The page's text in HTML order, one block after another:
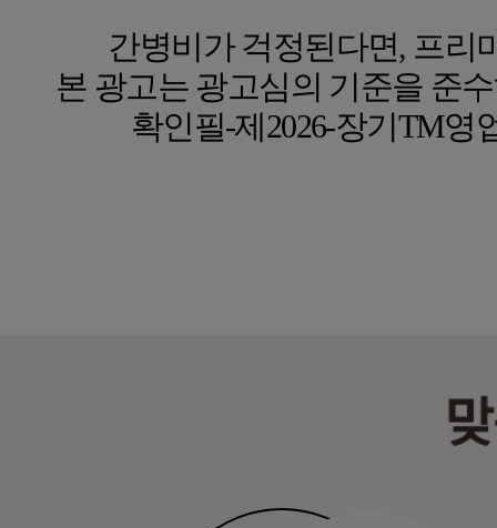
간병비가 걱정된다면, 프리
본 광고는 광고심의 기준을 준
확인필-제2026-장기TM영